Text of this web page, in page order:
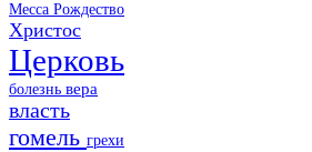
Месса Рождество
Христос
Церковь
болезнь вера
власть
гомель грехи